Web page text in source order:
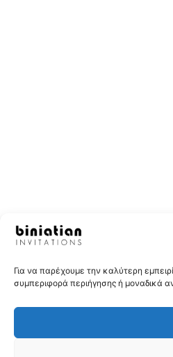
Για να παρέχουμε την καλύτερη
συμπεριφορά περιήγησης ή μοναδικά